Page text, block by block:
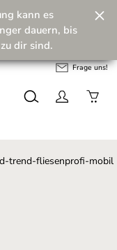
kann es
dauern, bis
dir sind.
Frage uns!